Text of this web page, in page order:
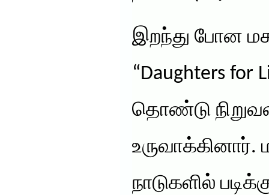
இறந்து போன
“Daughters for
தொண்டு
உருவாக்கினார்.
நாடுகளில்